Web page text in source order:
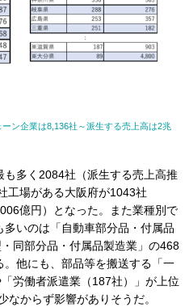
ン企業は8,136社～派生する売上高は2兆
多く2084社（派生する売上高推
工場がある大阪府が1043社
億円）となった。また業種別で
いのは「自動車部分品・付属品
同部分品・付属品製造業」の468
他にも、部品等を搬送する「一
労働者派遣業（187社）」が上位
なからず影響がありそうだ。